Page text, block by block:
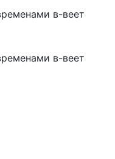
в-веет
в-веет